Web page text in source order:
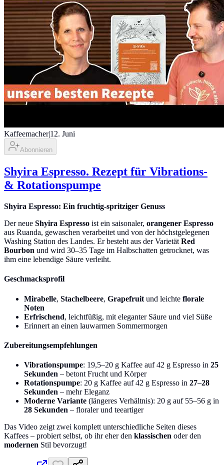
Kaffeemacher|12. Juni
Abonnieren
Shyira Espresso. Rezept für Vibrations-
& Rotationspumpe
Shyira Espresso: Ein fruchtig-spritziger Genuss
Der neue Shyira Espresso ist ein saisonaler, orangener Espresso
aus Ruanda, gewaschen verarbeitet und von der höchstgelegenen
Washing Station des Landes. Er besteht aus der Varietät Red
Bourbon und wird 30–35 Tage im Halbschatten getrocknet, was
ihm eine lebendige Säure verleiht.
Geschmacksprofil
Mirabelle, Stachelbeere, Grapefruit und leichte florale
Noten
Erfrischend, leichtfüßig, mit eleganter Säure und viel Süße
Erinnert an einen lauwarmen Sommermorgen
Zubereitungsempfehlungen
Vibrationspumpe: 19,5–20 g Kaffee auf 42 g Espresso in 25
Sekunden – betont Frucht und Körper
Rotationspumpe: 20 g Kaffee auf 42 g Espresso in 27–28
Sekunden – mehr Eleganz
Moderne Variante (längeres Verhältnis): 20 g auf 55–56 g in
28 Sekunden – floraler und teeartiger
Das Video zeigt zwei komplett unterschiedliche Seiten dieses
Kaffees – probiert selbst, ob ihr eher den klassischen oder den
modernen Stil bevorzugt!